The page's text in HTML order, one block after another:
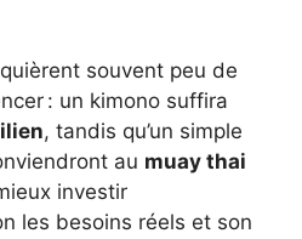
souvent peu de
: un kimono suffira
, tandis qu’un simple
au muay thai
investir
les besoins réels et son